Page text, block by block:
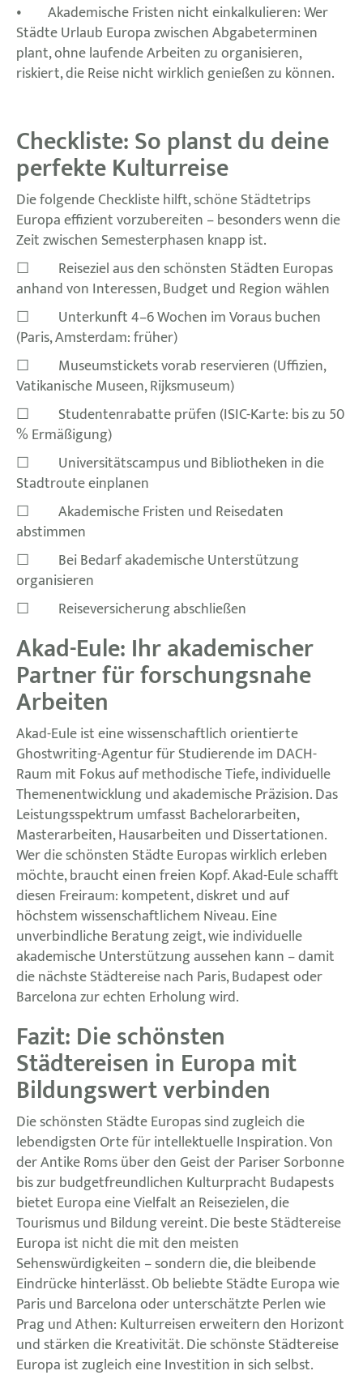
• Akademische Fristen nicht einkalkulieren: Wer
Städte Urlaub Europa zwischen Abgabeterminen
plant, ohne laufende Arbeiten zu organisieren,
riskiert, die Reise nicht wirklich genießen zu können.
Checkliste: So planst du deine
perfekte Kulturreise
Die folgende Checkliste hilft, schöne Städtetrips
Europa effizient vorzubereiten – besonders wenn die
Zeit zwischen Semesterphasen knapp ist.
☐ Reiseziel aus den schönsten Städten Europas
anhand von Interessen, Budget und Region wählen
☐ Unterkunft 4–6 Wochen im Voraus buchen
(Paris, Amsterdam: früher)
☐ Museumstickets vorab reservieren (Uffizien,
Vatikanische Museen, Rijksmuseum)
☐ Studentenrabatte prüfen (ISIC-Karte: bis zu 50
% Ermäßigung)
☐ Universitätscampus und Bibliotheken in die
Stadtroute einplanen
☐ Akademische Fristen und Reisedaten
abstimmen
☐ Bei Bedarf akademische Unterstützung
organisieren
☐ Reiseversicherung abschließen
Akad-Eule: Ihr akademischer
Partner für forschungsnahe
Arbeiten
Akad-Eule ist eine wissenschaftlich orientierte
Ghostwriting-Agentur für Studierende im DACH-
Raum mit Fokus auf methodische Tiefe, individuelle
Themenentwicklung und akademische Präzision. Das
Leistungsspektrum umfasst Bachelorarbeiten,
Masterarbeiten, Hausarbeiten und Dissertationen.
Wer die schönsten Städte Europas wirklich erleben
möchte, braucht einen freien Kopf. Akad-Eule schafft
diesen Freiraum: kompetent, diskret und auf
höchstem wissenschaftlichem Niveau. Eine
unverbindliche Beratung zeigt, wie individuelle
akademische Unterstützung aussehen kann – damit
die nächste Städtereise nach Paris, Budapest oder
Barcelona zur echten Erholung wird.
Fazit: Die schönsten
Städtereisen in Europa mit
Bildungswert verbinden
Die schönsten Städte Europas sind zugleich die
lebendigsten Orte für intellektuelle Inspiration. Von
der Antike Roms über den Geist der Pariser Sorbonne
bis zur budgetfreundlichen Kulturpracht Budapests
bietet Europa eine Vielfalt an Reisezielen, die
Tourismus und Bildung vereint. Die beste Städtereise
Europa ist nicht die mit den meisten
Sehenswürdigkeiten – sondern die, die bleibende
Eindrücke hinterlässt. Ob beliebte Städte Europa wie
Paris und Barcelona oder unterschätzte Perlen wie
Prag und Athen: Kulturreisen erweitern den Horizont
und stärken die Kreativität. Die schönste Städtereise
Europa ist zugleich eine Investition in sich selbst.